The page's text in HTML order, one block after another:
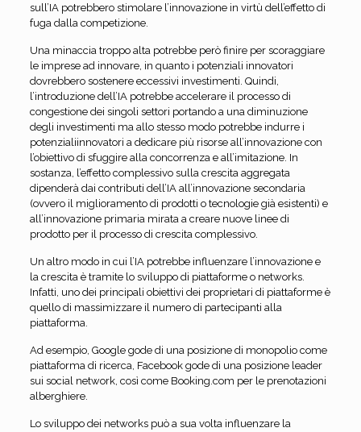
sull’IA potrebbero stimolare l’innovazione in virtù dell’effetto di
fuga dalla competizione.
Una minaccia troppo alta potrebbe però finire per scoraggiare
le imprese ad innovare, in quanto i potenziali innovatori
dovrebbero sostenere eccessivi investimenti. Quindi,
l’introduzione dell’IA potrebbe accelerare il processo di
congestione dei singoli settori portando a una diminuzione
degli investimenti ma allo stesso modo potrebbe indurre i
potenzialiinnovatori a dedicare più risorse all’innovazione con
l’obiettivo di sfuggire alla concorrenza e all’imitazione. In
sostanza, l’effetto complessivo sulla crescita aggregata
dipenderà dai contributi dell’IA all’innovazione secondaria
(ovvero il miglioramento di prodotti o tecnologie già esistenti) e
all’innovazione primaria mirata a creare nuove linee di
prodotto per il processo di crescita complessivo.
Un altro modo in cui l’IA potrebbe influenzare l’innovazione e
la crescita è tramite lo sviluppo di piattaforme o networks.
Infatti, uno dei principali obiettivi dei proprietari di piattaforme è
quello di massimizzare il numero di partecipanti alla
piattaforma.
Ad esempio, Google gode di una posizione di monopolio come
piattaforma di ricerca, Facebook gode di una posizione leader
sui social network, così come Booking.com per le prenotazioni
alberghiere.
Lo sviluppo dei networks può a sua volta influenzare la